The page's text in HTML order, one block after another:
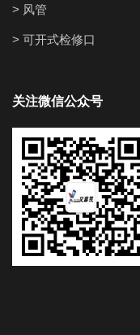
> 风管
> 可开式检修口
关注微信公众号